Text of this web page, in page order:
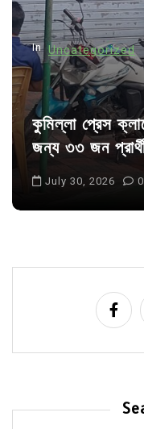
o
n
In Uncategorized
কুমিল্লা প্রেস
জন্য ৩৩ জন
July 30, 2026 0